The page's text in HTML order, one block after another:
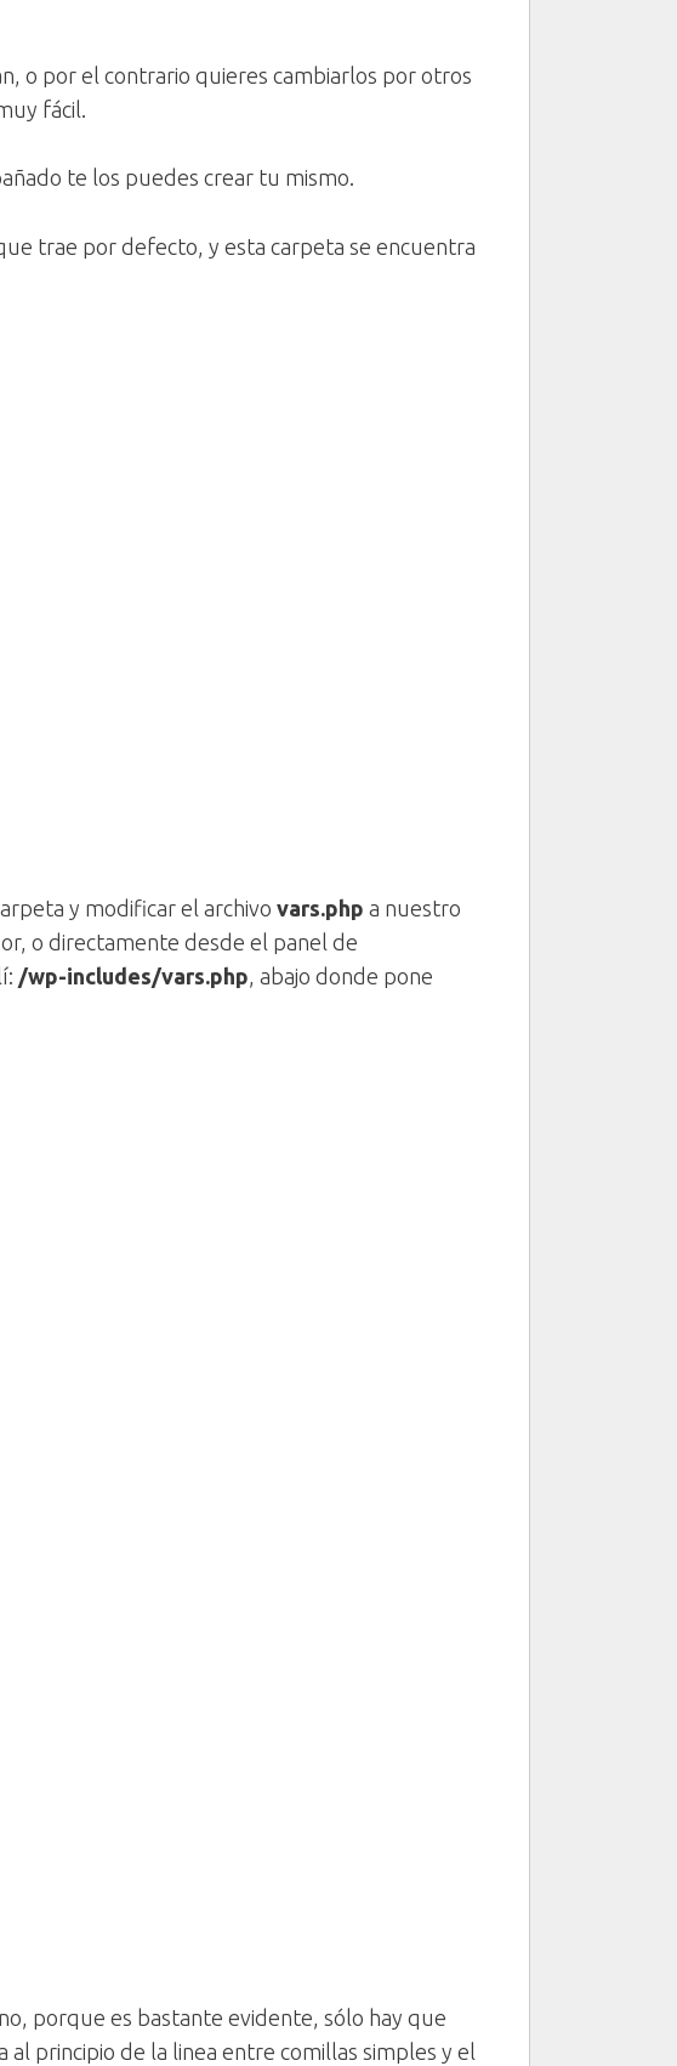
o por el contrario quieres cambiarlos por otros
fácil.
te los puedes crear tu mismo.
trae por defecto, y esta carpeta se encuentra
y modificar el archivo vars.php a nuestro
o directamente desde el panel de
/wp-includes/vars.php , abajo donde pone
porque es bastante evidente, sólo hay que
principio de la linea entre comillas simples y el